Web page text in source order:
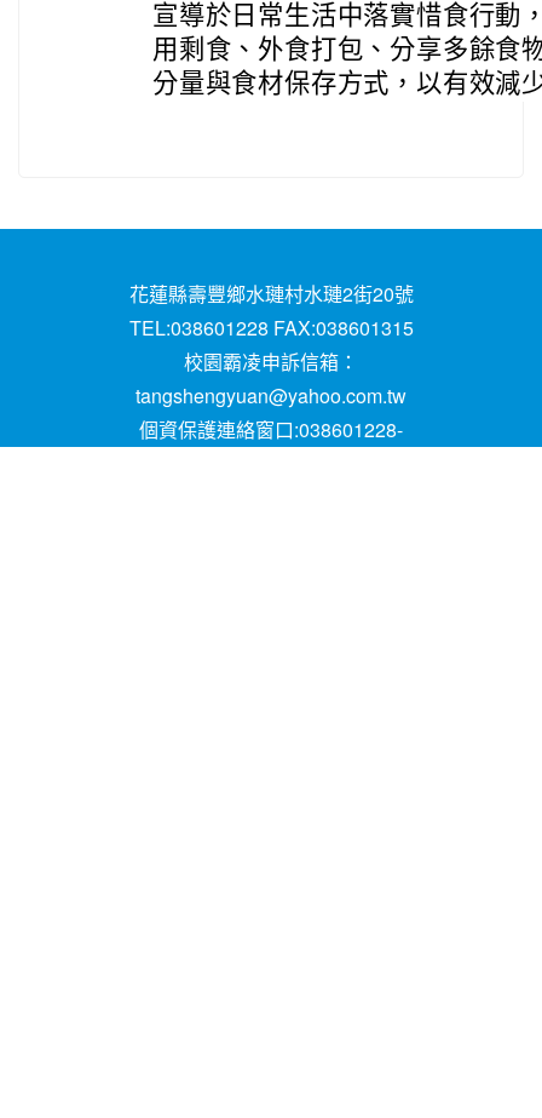
宣導於日常生活中落實惜食行動
用剩食、外食打包、分享多餘食
分量與食材保存方式，以有效減
花蓮縣壽豐鄉水璉村水璉2街20號
TEL:038601228 FAX:038601315
校園霸凌申訴信箱：
tangshengyuan@yahoo.com.tw
個資保護連絡窗口:038601228-